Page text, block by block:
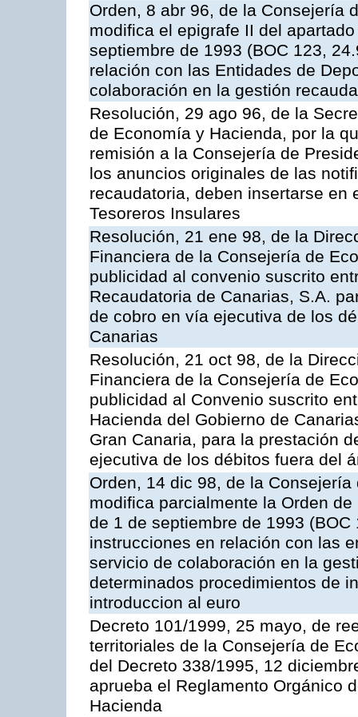
Orden, 8 abr 96, de la Consejería
modifica el epigrafe II del
septiembre de 1993 (BOC 123,
relación con las Entidades de
colaboración en la gestión
Resolución, 29 ago 96, de la
de Economía y Hacienda, por la
remisión a la Consejería de
los anuncios originales de las
recaudatoria, deben insertarse en
Tesoreros Insulares
Resolución, 21 ene 98, de la
Financiera de la Consejería de
publicidad al convenio suscrito
Recaudatoria de Canarias, S.A.
de cobro en vía ejecutiva de los
Canarias
Resolución, 21 oct 98, de la
Financiera de la Consejería de
publicidad al Convenio suscrito
Hacienda del Gobierno de
Gran Canaria, para la prestación
ejecutiva de los débitos fuera del
Orden, 14 dic 98, de la
modifica parcialmente la Orden
de 1 de septiembre de 1993
instrucciones en relación con las
servicio de colaboración en la
determinados procedimientos de
introduccion al euro
Decreto 101/1999, 25 mayo, de
territoriales de la Consejería de
del Decreto 338/1995, 12
aprueba el Reglamento Orgánico
Hacienda